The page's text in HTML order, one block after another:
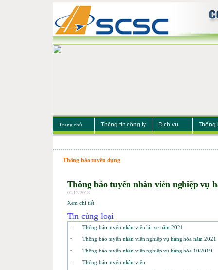
Trang chủ Thông tin công ty Dịch vụ Thống
Thông báo tuyển dụng
Thông báo tuyển nhân viên nghiệp vụ
01/11/2018
Xem chi tiết
Tin cùng loại
- Thông báo tuyển nhân viên lái xe năm 2021
- Thông báo tuyển nhân viên nghiệp vụ hàng hóa năm 2021
- Thông báo tuyển nhân viên nghiệp vụ hàng hóa 10/2019
- Thông báo tuyển nhân viên